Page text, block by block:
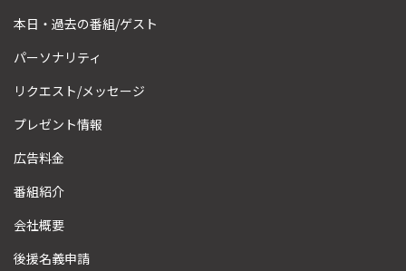
本日・過去の番組/ゲスト
パーソナリティ
リクエスト/メッセージ
プレゼント情報
広告料金
番組紹介
会社概要
後援名義申請